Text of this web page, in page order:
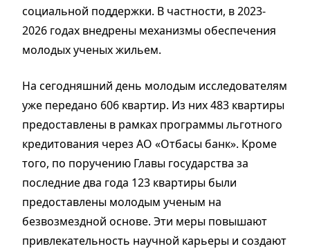
социальной поддержки. В частности, в 2023-
2026 годах внедрены механизмы обеспечения
молодых ученых жильем.
На сегодняшний день молодым исследователям
уже передано 606 квартир. Из них 483 квартиры
предоставлены в рамках программы льготного
кредитования через АО «Отбасы банк». Кроме
того, по поручению Главы государства за
последние два года 123 квартиры были
предоставлены молодым ученым на
безвозмездной основе. Эти меры повышают
привлекательность научной карьеры и создают